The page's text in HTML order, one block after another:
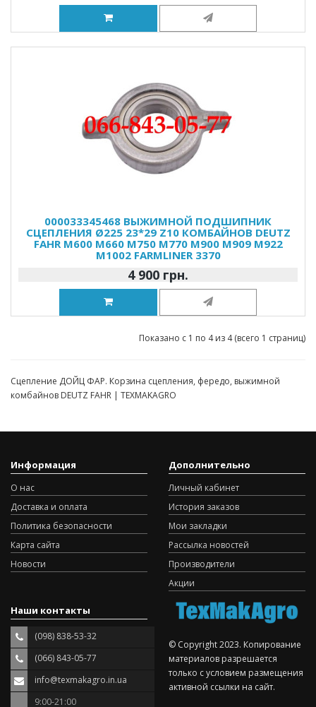
000033345468 ВЫЖИМНОЙ ПОДШИПНИК
СЦЕПЛЕНИЯ Ø225 23*29 Z10 КОМБАЙНОВ DEUTZ
FAHR M600 M660 M750 M770 M900 M909 M922
M1002 FARMLINER 3370
4 900 грн.
Показано с 1 по 4 из 4 (всего 1 страниц)
Сцепление ДОЙЦ ФАР. Корзина сцепления, фередо, выжимной
комбайнов DEUTZ FAHR | TEXMAKAGRO
Информация
О нас
Доставка и оплата
Политика безопасности
Карта сайта
Новости
Дополнительно
Личный кабинет
История заказов
Мои закладки
Рассылка новостей
Производители
Акции
Наши контакты
(098) 838-53-32
(066) 843-05-77
info@texmakagro.in.ua
9:00-21:00
© Copyright 2023. Копирование
материалов разрешается
только с условием размещения
активной ссылки на сайт.